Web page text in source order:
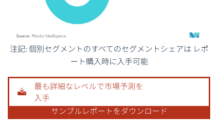
画像 © Mordor Intelligence。再利用にはCC BY 4.0の表示が必要です。